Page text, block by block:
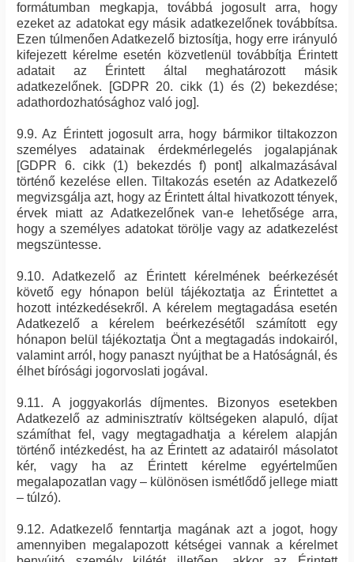
formátumban megkapja, továbbá jogosult arra, hogy
ezeket az adatokat egy másik adatkezelőnek továbbítsa.
Ezen túlmenően Adatkezelő biztosítja, hogy erre irányuló
kifejezett kérelme esetén közvetlenül továbbítja Érintett
adatait az Érintett által meghatározott másik
adatkezelőnek. [GDPR 20. cikk (1) és (2) bekezdése;
adathordozhatósághoz való jog].
9.9. Az Érintett jogosult arra, hogy bármikor tiltakozzon
személyes adatainak érdekmérlegelés jogalapjának
[GDPR 6. cikk (1) bekezdés f) pont] alkalmazásával
történő kezelése ellen. Tiltakozás esetén az Adatkezelő
megvizsgálja azt, hogy az Érintett által hivatkozott tények,
érvek miatt az Adatkezelőnek van-e lehetősége arra,
hogy a személyes adatokat törölje vagy az adatkezelést
megszüntesse.
9.10. Adatkezelő az Érintett kérelmének beérkezését
követő egy hónapon belül tájékoztatja az Érintettet a
hozott intézkedésekről. A kérelem megtagadása esetén
Adatkezelő a kérelem beérkezésétől számított egy
hónapon belül tájékoztatja Önt a megtagadás indokairól,
valamint arról, hogy panaszt nyújthat be a Hatóságnál, és
élhet bírósági jogorvoslati jogával.
9.11. A joggyakorlás díjmentes. Bizonyos esetekben
Adatkezelő az adminisztratív költségeken alapuló, díjat
számíthat fel, vagy megtagadhatja a kérelem alapján
történő intézkedést, ha az Érintett az adatairól másolatot
kér, vagy ha az Érintett kérelme egyértelműen
megalapozatlan vagy – különösen ismétlődő jellege miatt
– túlzó).
9.12. Adatkezelő fenntartja magának azt a jogot, hogy
amennyiben megalapozott kétségei vannak a kérelmet